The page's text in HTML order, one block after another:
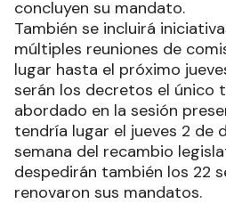
concluyen su mandato.
También se incluirá
múltiples reuniones de
lugar hasta el próximo
serán los decretos el único
abordado en la sesión
tendría lugar el jueves 2 de
semana del recambio
despedirán también los 22
renovaron sus mandatos.